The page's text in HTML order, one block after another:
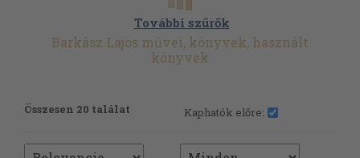
További szűrők
Barkász Lajos művei, könyvek, használt
könyvek
Összesen 20 találat Kaphatók előre: